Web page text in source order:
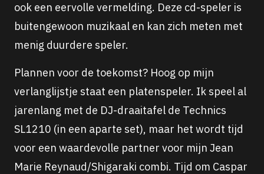
ook een eervolle vermelding. Deze cd-speler is
buitengewoon muzikaal en kan zich meten met
menig duurdere speler.
Plannen voor de toekomst? Hoog op mijn
verlanglijstje staat een platenspeler. Ik speel al
jarenlang met de DJ-draaitafel de Technics
SL1210 (in een aparte set), maar het wordt tijd
voor een waardevolle partner voor mijn Jean
Marie Reynaud/Shigaraki combi. Tijd om Caspar